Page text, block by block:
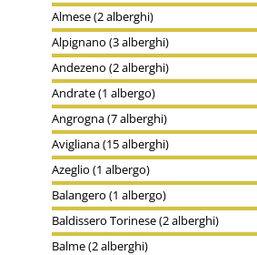
Almese (2 alberghi)
Alpignano (3 alberghi)
Andezeno (2 alberghi)
Andrate (1 albergo)
Angrogna (7 alberghi)
Avigliana (15 alberghi)
Azeglio (1 albergo)
Balangero (1 albergo)
Baldissero Torinese (2 alberghi)
Balme (2 alberghi)